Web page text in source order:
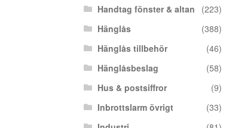
Handtag fönster & altan
(223)
Hänglås
(388)
Hänglås tillbehör
(46)
Hänglåsbeslag
(58)
Hus & postsiffror
(9)
Inbrottslarm övrigt
(33)